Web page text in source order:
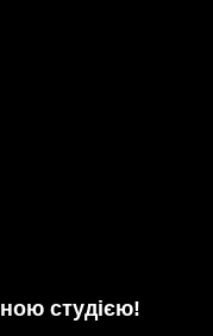
студією!